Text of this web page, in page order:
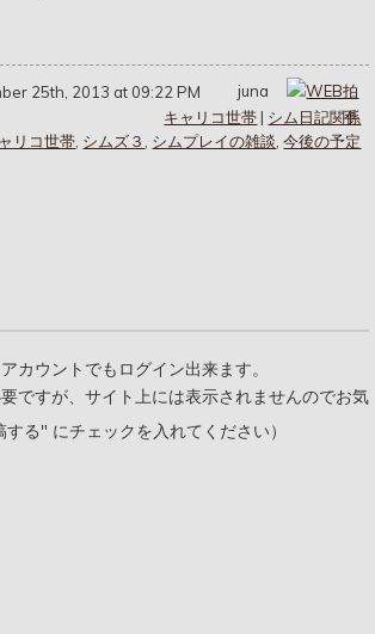
25th, 2013 at 09:22 PM
juna
キャリコ世帯 | シム日記関係
リコ世帯 シムズ３ シムプレイの雑談 ,今後の予定
ウントでもログイン出来ます。
ですが、サイト上には表示されませんのでお気
る" にチェックを入れてください）